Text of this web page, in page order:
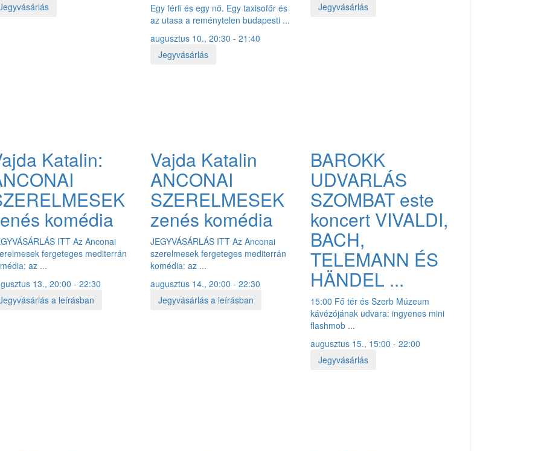
Egy férfi és egy nő. Egy taxisofőr és
az utasa a reménytelen budapesti ...
augusztus 10., 20:30 - 21:40
Jegyvásárlás
Jegyvásárlás
Katalin:
komédia
ITT Az Anconai
fergeteges mediterrán
az ...
13., 20:00 - 22:30
a leírásban
Vajda Katalin
ANCONAI
SZERELMESEK
zenés komédia
JEGYVÁSÁRLÁS ITT Az Anconai
szerelmesek fergeteges mediterrán
komédia: az ...
augusztus 14., 20:00 - 22:30
Jegyvásárlás a leírásban
BAROKK
UDVARLÁS
SZOMBAT este
koncert VIVALDI,
BACH,
TELEMANN ÉS
HÄNDEL ...
15:00 Fő tér és Szerb Múzeum
kávézójának udvara: ingyenes mini
flashmob ...
augusztus 15., 15:00 - 22:00
Jegyvásárlás